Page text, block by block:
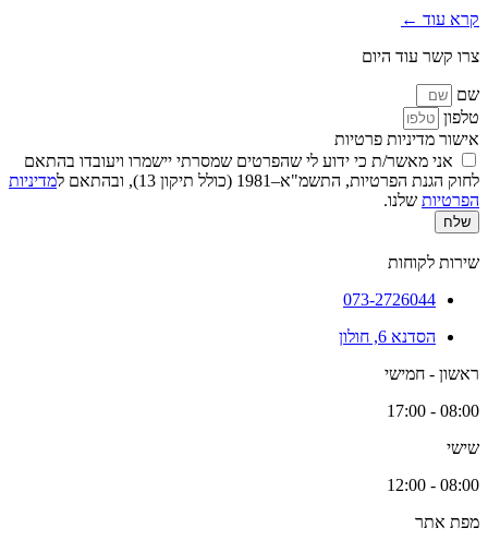
קרא עוד ←
צרו קשר עוד היום
שם
טלפון
אישור מדיניות פרטיות
אני מאשר/ת כי ידוע לי שהפרטים שמסרתי יישמרו ויעובדו בהתאם
לחוק הגנת הפרטיות, התשמ"א–1981 (כולל תיקון 13), ובהתאם ל
מדיניות
הפרטיות שלנו.
שלח
שירות לקוחות
073-2726044
הסדנא 6, חולון
ראשון - חמישי
08:00 - 17:00
שישי
08:00 - 12:00
מפת אתר